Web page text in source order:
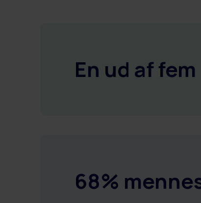
En ud af fem
68%